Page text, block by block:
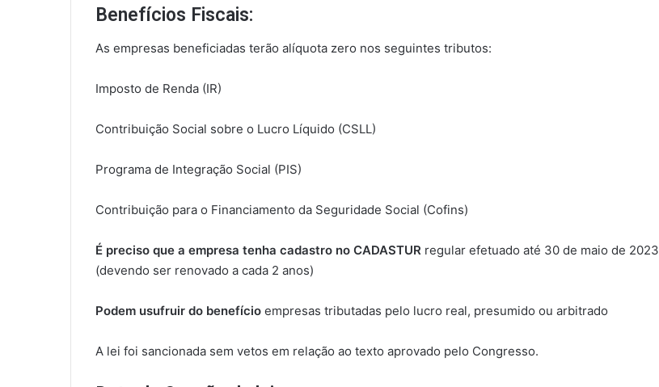
Benefícios Fiscais:
As empresas beneficiadas terão alíquota zero nos seguintes tributos:
Imposto de Renda (IR)
Contribuição Social sobre o Lucro Líquido (CSLL)
Programa de Integração Social (PIS)
Contribuição para o Financiamento da Seguridade Social (Cofins)
É preciso que a empresa tenha cadastro no CADASTUR regular efetuado até 30 de maio de 2023
(devendo ser renovado a cada 2 anos)
Podem usufruir do benefício empresas tributadas pelo lucro real, presumido ou arbitrado
A lei foi sancionada sem vetos em relação ao texto aprovado pelo Congresso.